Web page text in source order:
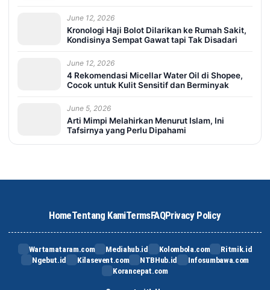
June 12, 2026
Kronologi Haji Bolot Dilarikan ke Rumah Sakit,
Kondisinya Sempat Gawat tapi Tak Disadari
June 12, 2026
4 Rekomendasi Micellar Water Oil di Shopee,
Cocok untuk Kulit Sensitif dan Berminyak
June 5, 2026
Arti Mimpi Melahirkan Menurut Islam, Ini
Tafsirnya yang Perlu Dipahami
HomeTentang KamiTermsFAQPrivacy Policy
Wartamataram.com Mediahub.id Kolombola.com
Ritmik.id
Ngebut.id
Kilasevent.com NTBHub.id
Infosumbawa.com
Korancepat.com